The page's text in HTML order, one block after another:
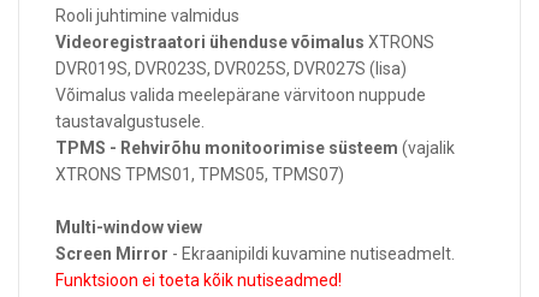
Rooli juhtimine valmidus
Videoregistraatori ühenduse võimalus XTRONS
DVR019S, DVR023S, DVR025S, DVR027S (lisa)
Võimalus valida meelepärane värvitoon nuppude
taustavalgustusele.
TPMS - Rehvirõhu monitoorimise süsteem (vajalik
XTRONS TPMS01, TPMS05, TPMS07)
Multi-window view
Screen Mirror - Ekraanipildi kuvamine nutiseadmelt.
Funktsioon ei toeta kõik nutiseadmed!